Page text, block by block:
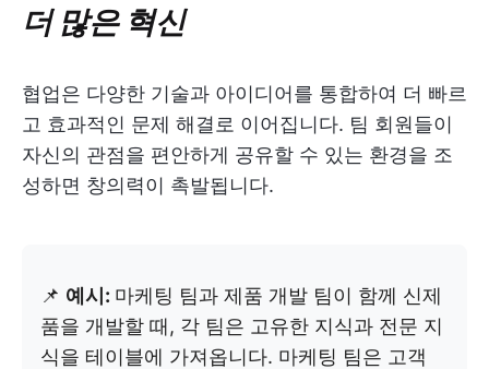
더 많은 혁신
협업은 다양한 기술과 아이디어를 통합하여 더 빠르
고 효과적인 문제 해결로 이어집니다. 팀 회원들이
자신의 관점을 편안하게 공유할 수 있는 환경을 조
성하면 창의력이 촉발됩니다.
📌 예시: 마케팅 팀과 제품 개발 팀이 함께 신제
품을 개발할 때, 각 팀은 고유한 지식과 전문 지
식을 테이블에 가져옵니다. 마케팅 팀은 고객